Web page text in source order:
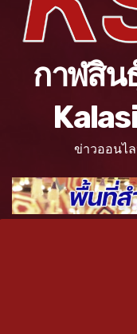
กาฬสิน
ข่าวออนไ